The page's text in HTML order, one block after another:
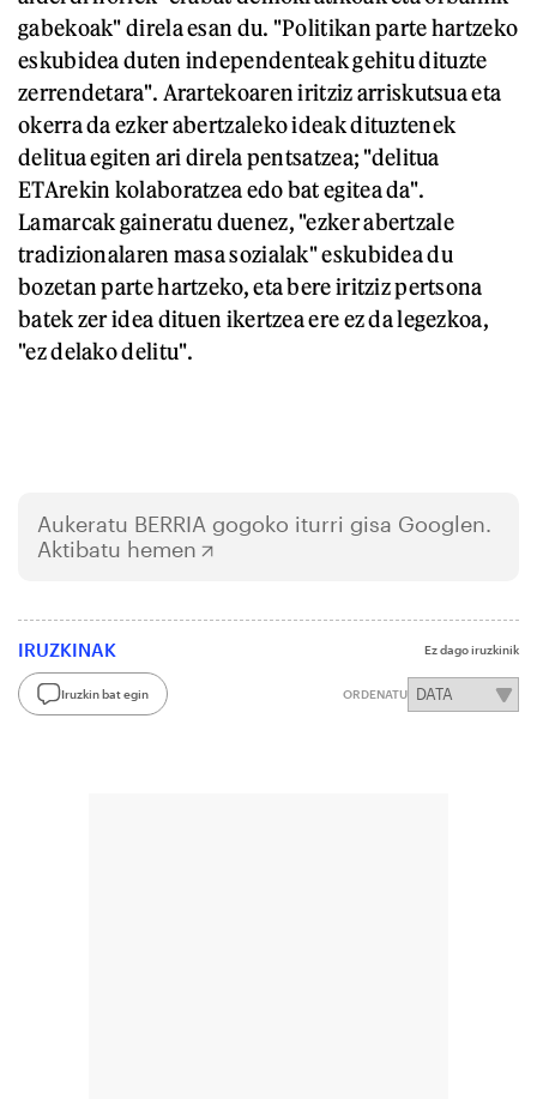
gabekoak" direla esan du. "Politikan parte hartzeko
eskubidea duten independenteak gehitu dituzte
zerrendetara". Arartekoaren iritziz arriskutsua eta
okerra da ezker abertzaleko ideak dituztenek
delitua egiten ari direla pentsatzea; "delitua
ETArekin kolaboratzea edo bat egitea da".
Lamarcak gaineratu duenez, "ezker abertzale
tradizionalaren masa sozialak" eskubidea du
bozetan parte hartzeko, eta bere iritziz pertsona
batek zer idea dituen ikertzea ere ez da legezkoa,
"ez delako delitu".
Aukeratu BERRIA gogoko iturri gisa Googlen.
Aktibatu hemen
IRUZKINAK Ez dago iruzkinik
Iruzkin bat egin ORDENATU